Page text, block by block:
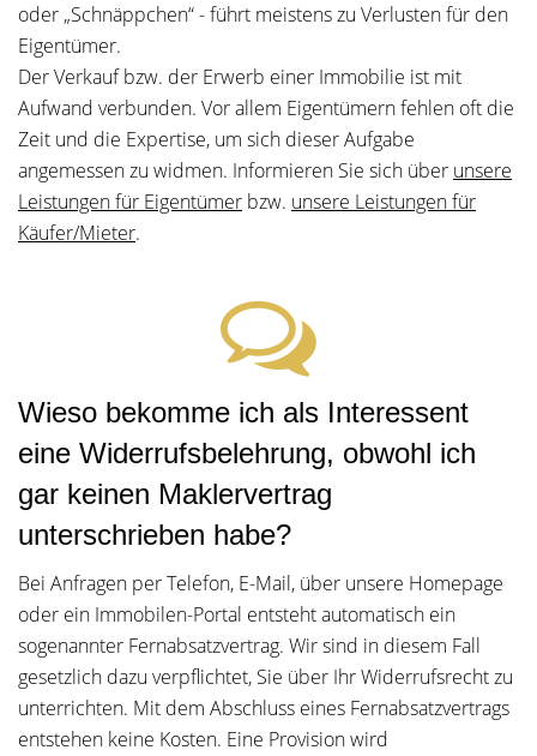
oder „Schnäppchen“ - führt meistens zu Verlusten für den
Eigentümer.
Der Verkauf bzw. der Erwerb einer Immobilie ist mit
Aufwand verbunden. Vor allem Eigentümern fehlen oft die
Zeit und die Expertise, um sich dieser Aufgabe
angemessen zu widmen. Informieren Sie sich über unsere
Leistungen für Eigentümer bzw. unsere Leistungen für
Käufer/Mieter.
Wieso bekomme ich als Interessent
eine Widerrufsbelehrung, obwohl ich
gar keinen Maklervertrag
unterschrieben habe?
Bei Anfragen per Telefon, E-Mail, über unsere Homepage
oder ein Immobilen-Portal entsteht automatisch ein
sogenannter Fernabsatzvertrag. Wir sind in diesem Fall
gesetzlich dazu verpflichtet, Sie über Ihr Widerrufsrecht zu
unterrichten. Mit dem Abschluss eines Fernabsatzvertrags
entstehen keine Kosten. Eine Provision wird